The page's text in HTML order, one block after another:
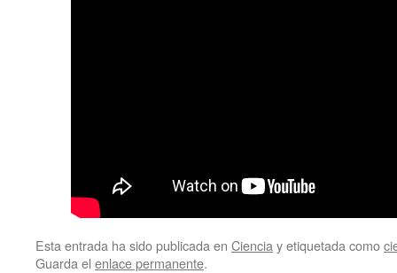
Esta entrada ha sido publicada en Ciencia y etiquetada como
Guarda el enlace permanente.